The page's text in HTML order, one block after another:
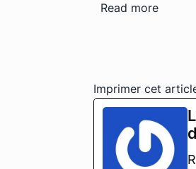
Read more
Imprimer cet